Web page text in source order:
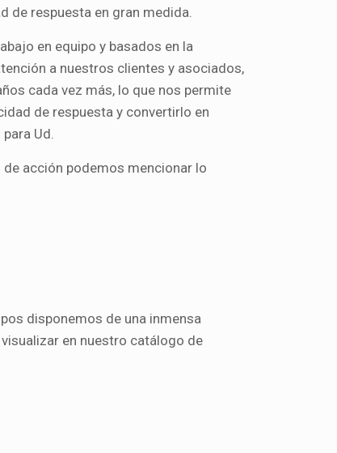
de respuesta en gran medida.
en equipo y basados en la
a nuestros clientes y asociados,
cada vez más, lo que nos permite
de respuesta y convertirlo en
Ud.
acción podemos mencionar lo
disponemos de una inmensa
en nuestro catálogo de